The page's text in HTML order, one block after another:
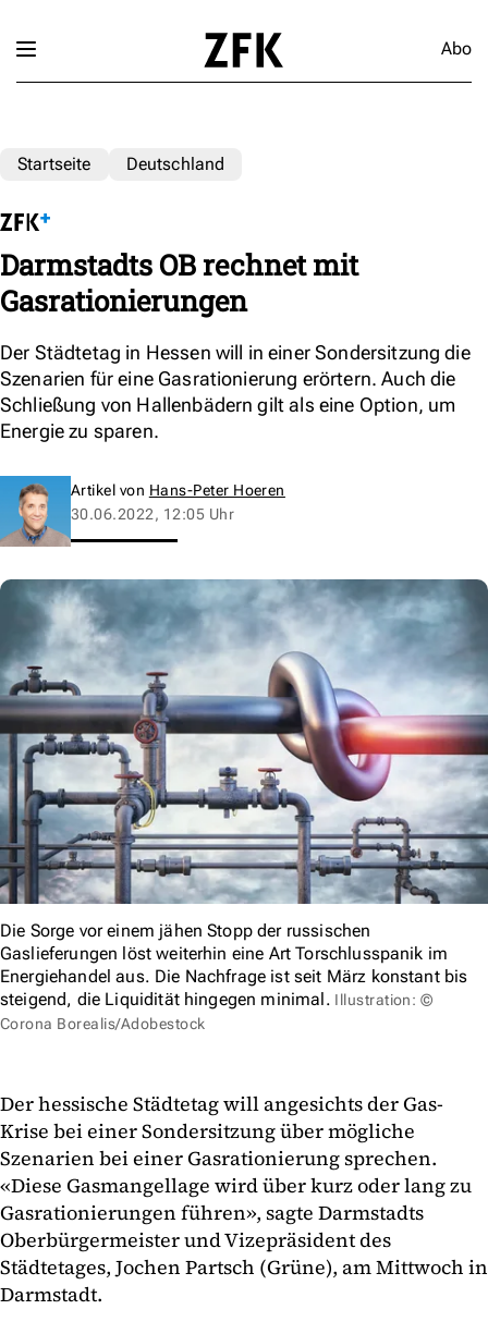
Abo
Startseite Deutschland
Darmstadts OB rechnet mit
Gasrationierungen
Der Städtetag in Hessen will in einer Sondersitzung die
Szenarien für eine Gasrationierung erörtern. Auch die
Schließung von Hallenbädern gilt als eine Option, um
Energie zu sparen.
Artikel von Hans-Peter Hoeren
30.06.2022, 12:05 Uhr
Die Sorge vor einem jähen Stopp der russischen
Gaslieferungen löst weiterhin eine Art Torschlusspanik im
Energiehandel aus. Die Nachfrage ist seit März konstant bis
steigend, die Liquidität hingegen minimal. Illustration: ©
Corona Borealis/Adobestock
Der hessische Städtetag will angesichts der Gas-
Krise bei einer Sondersitzung über mögliche
Szenarien bei einer Gasrationierung sprechen.
«Diese Gasmangellage wird über kurz oder lang zu
Gasrationierungen führen», sagte Darmstadts
Oberbürgermeister und Vizepräsident des
Städtetages, Jochen Partsch (Grüne), am Mittwoch in
Darmstadt.